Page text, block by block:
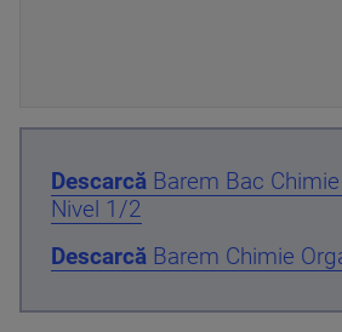
Descarcă Barem Bac
Nivel 1/2
Descarcă Barem Chimie